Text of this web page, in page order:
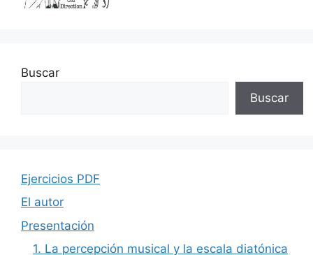
Buscar
Buscar
Ejercicios PDF
El autor
Presentación
1. La percepción musical y la escala diatónica